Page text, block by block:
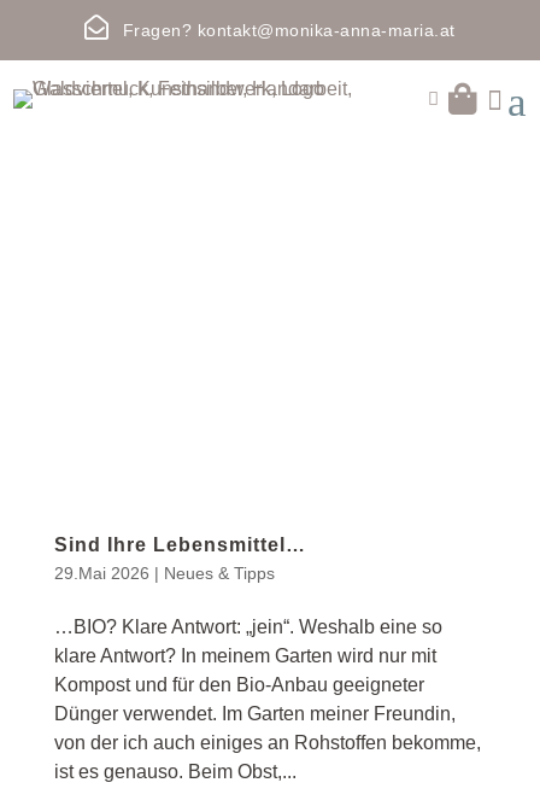
 Fragen? kontakt@monika-anna-maria.at
  a
Sind Ihre Lebensmittel…
29.Mai 2026 | Neues & Tipps
…BIO? Klare Antwort: „jein“. Weshalb eine so
klare Antwort? In meinem Garten wird nur mit
Kompost und für den Bio-Anbau geeigneter
Dünger verwendet. Im Garten meiner Freundin,
von der ich auch einiges an Rohstoffen bekomme,
ist es genauso. Beim Obst,...